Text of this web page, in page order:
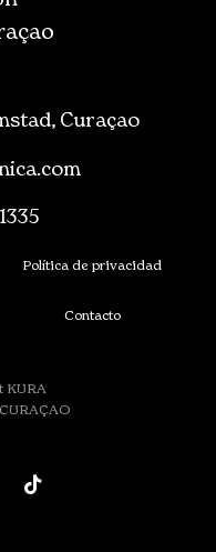
Curaçao
Política de privacidad
Contacto
KURA